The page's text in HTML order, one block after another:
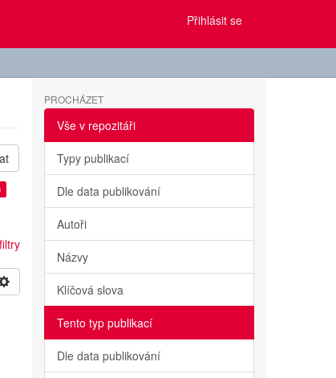
Přihlásit se
PROCHÁZET
Vše v repozitáři
Typy publikací
Dle data publikování
Autoři
Názvy
Klíčová slova
Tento typ publikací
Dle data publikování